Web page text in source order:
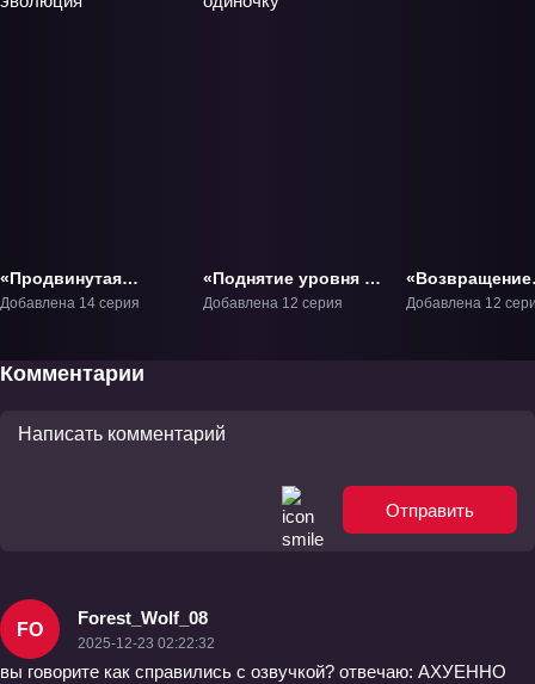
«Продвинутая
эволюция» ТВ-1
Добавлена 14 серия
«Поднятие уровня в
одиночку» ТВ-1
Добавлена 12 серия
«Возвращение
героя» ТВ-1
Добавлена 12
Комментарии
Отправить
FO
Forest_Wolf_08
2025-12-23 02:22:32
вы говорите как справились с озвучкой? отвечаю: АХУЕННО